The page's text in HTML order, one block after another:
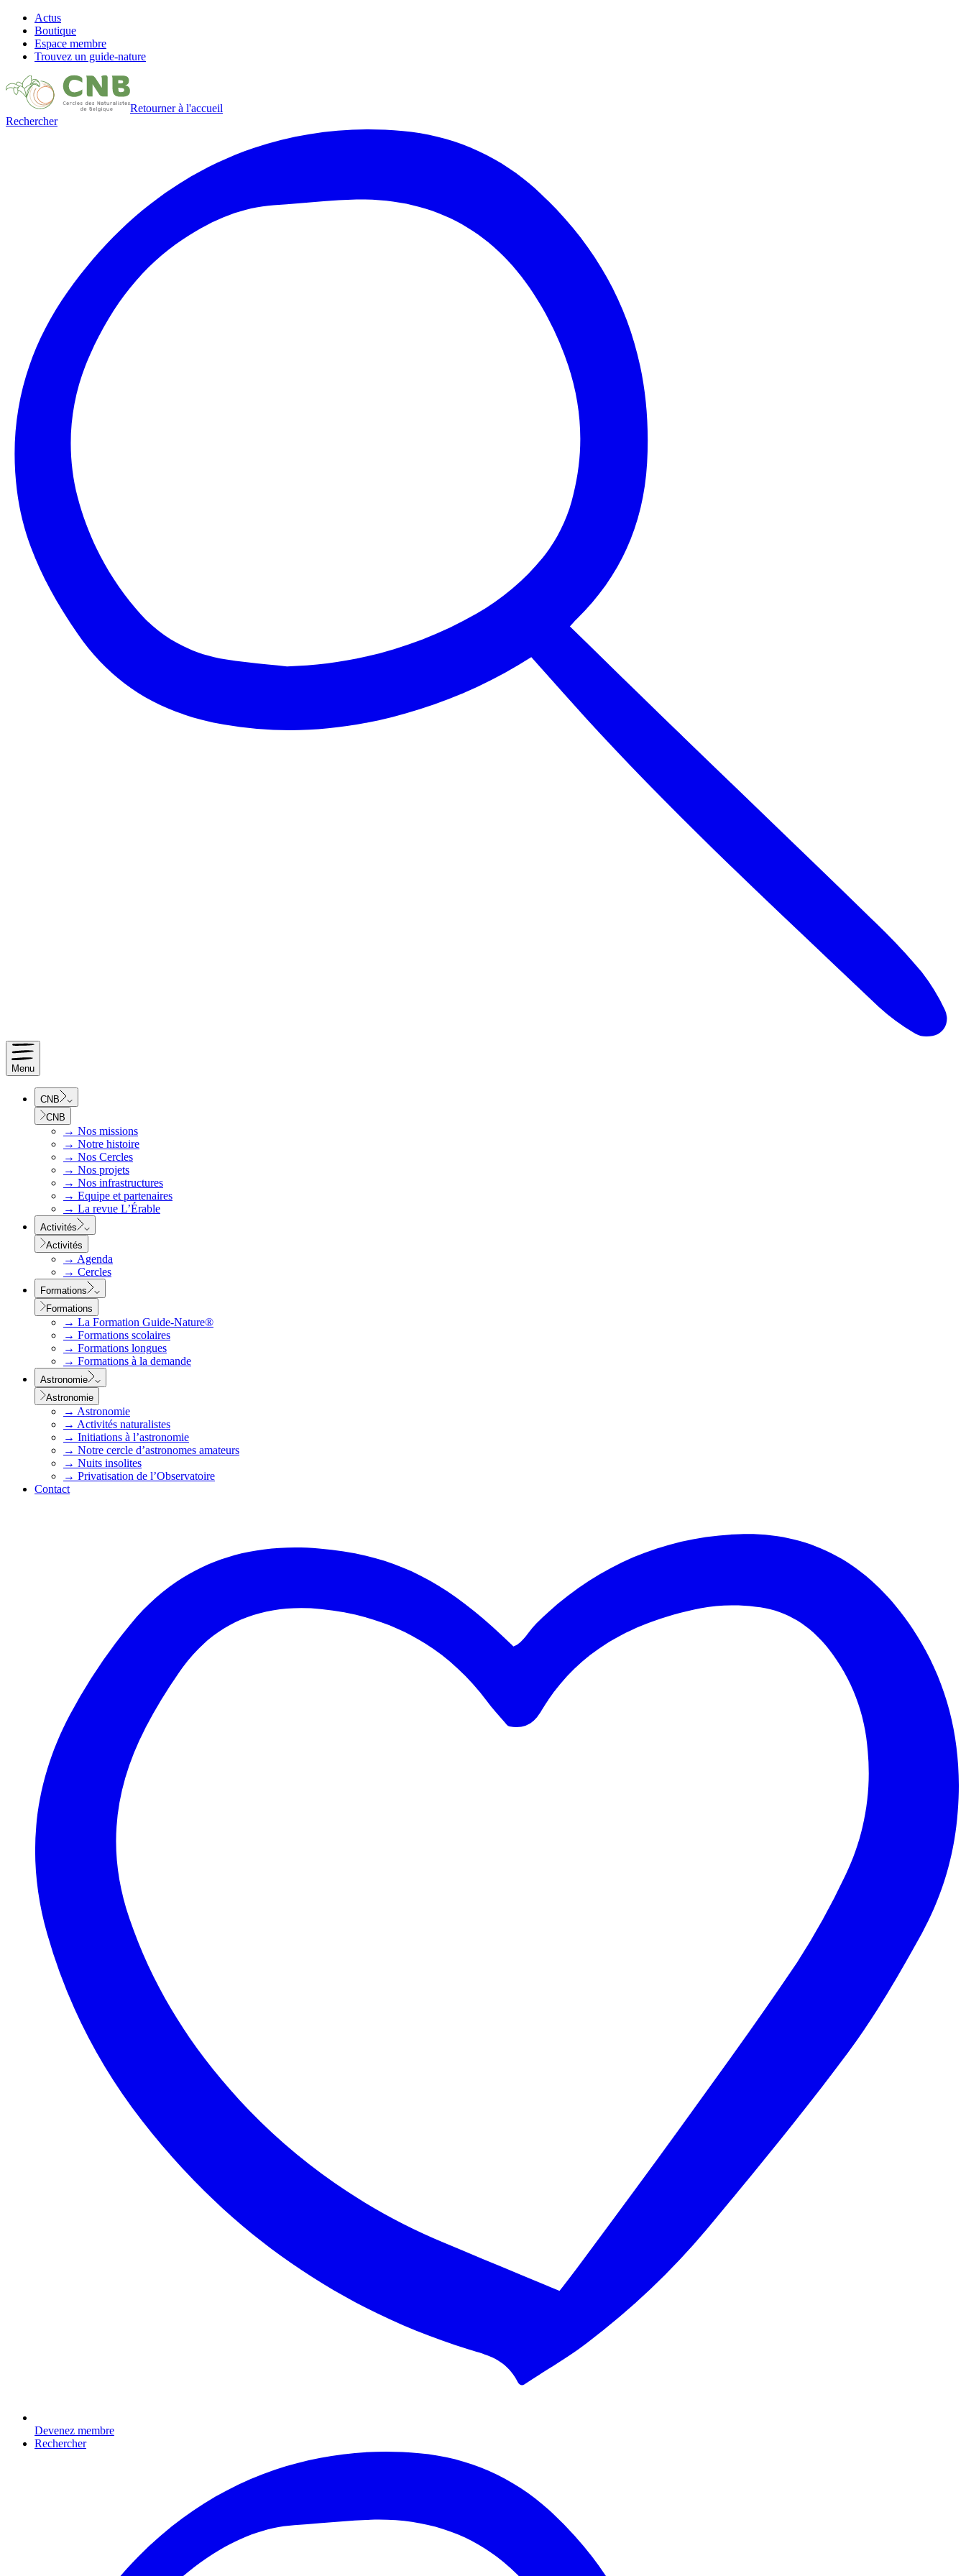
Actus
Boutique
Espace membre
Trouvez un guide-nature
Retourner à l'accueil
Rechercher
Menu
CNB
CNB
→ Nos missions
→ Notre histoire
→ Nos Cercles
→ Nos projets
→ Nos infrastructures
→ Equipe et partenaires
→ La revue L’Érable
Activités
Activités
→ Agenda
→ Cercles
Formations
Formations
→ La Formation Guide-Nature®
→ Formations scolaires
→ Formations longues
→ Formations à la demande
Astronomie
Astronomie
→ Astronomie
→ Activités naturalistes
→ Initiations à l’astronomie
→ Notre cercle d’astronomes amateurs
→ Nuits insolites
→ Privatisation de l’Observatoire
Contact
Devenez membre
Rechercher